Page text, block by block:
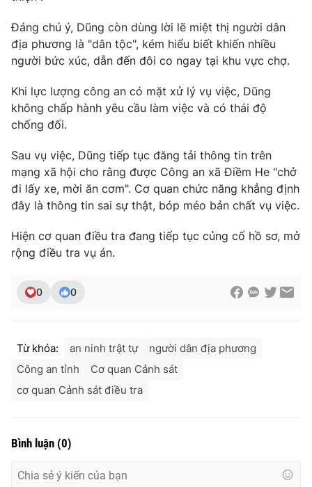
THỜI BÁO VTV
Theo dõi báo trên
Cơ quan chủ quản: Đài Truyền hình Việt Nam
Cơ quan báo chí:Thời báo VTV
Giấy phép hoạt động báo in và báo điện tử số 483/GP-BTTTT
Tổng Biên tập:
Vũ Thanh Thủy
Tổng đài VTV:
024.38 355 931 - 024.38 355 932
024-7300.7108
Đáng chú ý, Dũng còn dùng lời lẽ miệt thị người dân
địa phương là "dân tộc", kém hiểu biết khiến nhiều
người bức xúc, dẫn đến đôi co ngay tại khu vực chợ.
Khi lực lượng công an có mặt xử lý vụ việc, Dũng
không chấp hành yêu cầu làm việc và có thái độ
chống đối.
Sau vụ việc, Dũng tiếp tục đăng tải thông tin trên
mạng xã hội cho rằng được Công an xã Điềm He "chở
đi lấy xe, mời ăn cơm". Cơ quan chức năng khẳng định
đây là thông tin sai sự thật, bóp méo bản chất vụ việc.
Hiện cơ quan điều tra đang tiếp tục củng cố hồ sơ, mở
rộng điều tra vụ án.
0 0
Từ khóa: an ninh trật tự
người dân địa phương
Công an tỉnh
Cơ quan Cảnh sát
cơ quan Cảnh sát điều tra
Bình luận (0)